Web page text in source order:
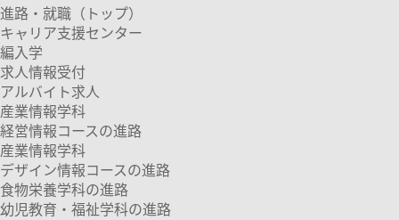
進路・就職（トップ）
キャリア支援センター
編入学
求人情報受付
アルバイト求人
産業情報学科
経営情報コースの進路
産業情報学科
デザイン情報コースの進路
食物栄養学科の進路
幼児教育・福祉学科の進路